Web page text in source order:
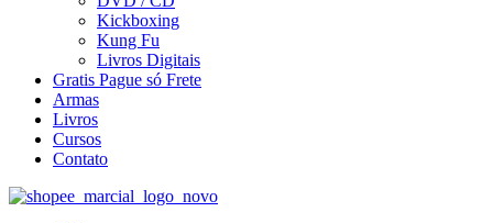
Kickboxing
Kung Fu
Livros Digitais
Gratis Pague só Frete
Armas
Livros
Cursos
Contato